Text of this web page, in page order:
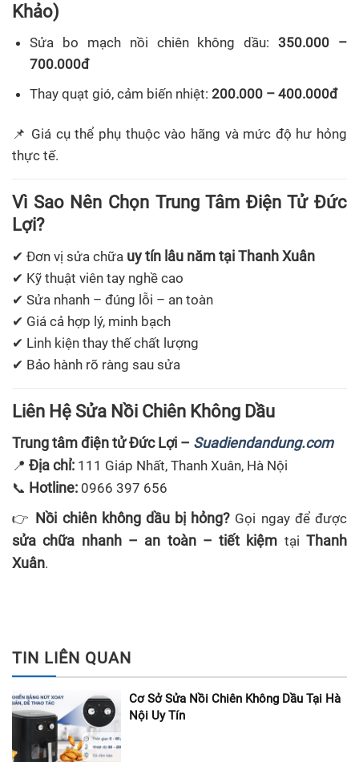
Khảo)
Sửa bo mạch nồi chiên không dầu:350.000 –
700.000đ
Thay quạt gió, cảm biến nhiệt:200.000 – 400.000đ
📌 Giá cụ thể phụ thuộc vào hãng và mức độ hư hỏng
thực tế.
Vì Sao Nên Chọn Trung Tâm Điện Tử Đức
Lợi?
✔ Đơn vị sửa chữa uy tín lâu năm tại Thanh Xuân
✔ Kỹ thuật viên tay nghề cao
✔ Sửa nhanh – đúng lỗi – an toàn
✔ Giá cả hợp lý, minh bạch
✔ Linh kiện thay thế chất lượng
✔ Bảo hành rõ ràng sau sửa
Liên Hệ Sửa Nồi Chiên Không Dầu
Trung tâm điện tử Đức Lợi – Suadiendandung.com
📍 Địa chỉ: 111 Giáp Nhất, Thanh Xuân, Hà Nội
📞 Hotline: 0966 397 656
👉 Nồi chiên không dầu bị hỏng? Gọi ngay để được
sửa chữa nhanh – an toàn – tiết kiệm tạiThanh
Xuân.
TIN LIÊN QUAN
Cơ Sở Sửa Nồi Chiên Không Dầu Tại Hà
Nội Uy Tín